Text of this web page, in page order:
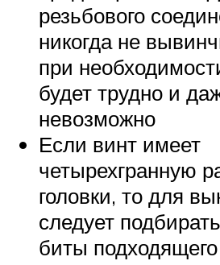
резьбового
никогда не
при
будет трудно и
невозможно
Если винт имеет
четырехгранную
головки, то для
следует
биты